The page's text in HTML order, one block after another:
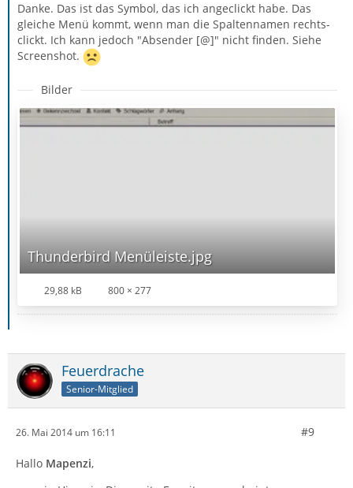
Danke. Das ist das Symbol, das ich angeclickt habe. Das
gleiche Menü kommt, wenn man die Spaltennamen rechts-
clickt. Ich kann jedoch "Absender [@]" nicht finden. Siehe
Screenshot.
Bilder
Thunderbird Menüleiste.jpg
29,88 kB 800 × 277
Feuerdrache
Senior-Mitglied
26. Mai 2014 um 16:11 #9
Hallo Mapenzi,